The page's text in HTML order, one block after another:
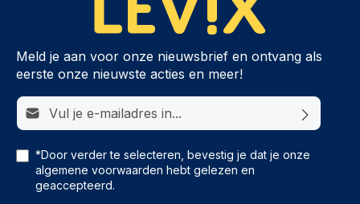
Meld je aan voor onze nieuwsbrief en ontvang als
eerste onze nieuwste acties en meer!
E-mailadres*
*Door verder te selecteren, bevestig je dat je onze
algemene voorwaarden hebt gelezen en
geaccepteerd.